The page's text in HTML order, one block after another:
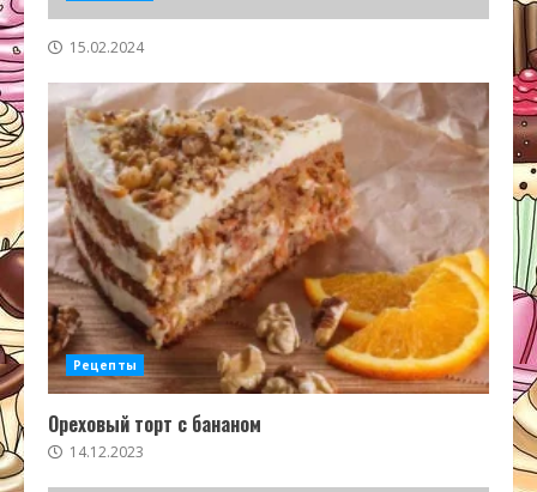
15.02.2024
Рецепты
Ореховый торт с бананом
14.12.2023